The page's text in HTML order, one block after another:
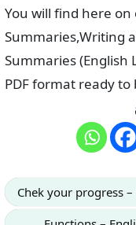
You will find here on
Summaries,Writing
Summaries (English
PDF format ready
Chek your progress –